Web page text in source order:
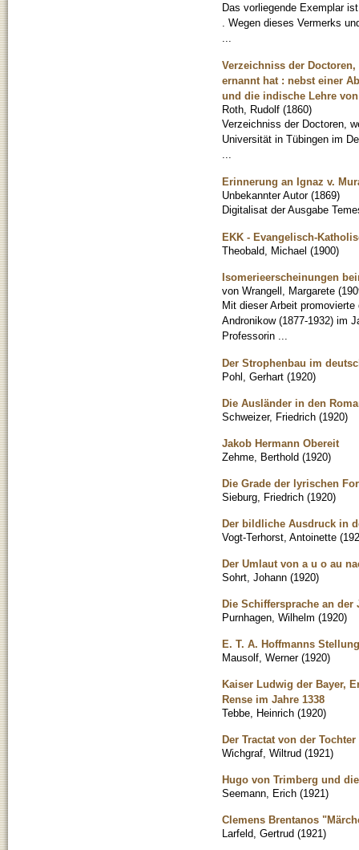
Das vorliegende Exemplar
. Wegen dieses Vermerks
Verzeichniss der
ernannt hat : nebst einer
und die indische Lehre
Roth, Rudolf (1860)
Verzeichniss der Doctoren,
Universität in Tübingen im
Erinnerung an Ignaz v.
Unbekannter Autor (1869)
Digitalisat der Ausgabe
EKK - Evangelisch-
Theobald, Michael (1900)
Isomerieerscheinungen
von Wrangell, Margarete (
Mit dieser Arbeit
Andronikow (1877-1932) im
Professorin ...
Der Strophenbau im
Pohl, Gerhart (1920)
Die Ausländer in den
Schweizer, Friedrich (1920)
Jakob Hermann Obereit
Zehme, Berthold (1920)
Die Grade der lyrischen
Sieburg, Friedrich (1920)
Der bildliche Ausdruck in
Vogt-Terhorst, Antoinette (
Der Umlaut von a u o au
Sohrt, Johann (1920)
Die Schiffersprache an
Purnhagen, Wilhelm (1920)
E. T. A. Hoffmanns
Mausolf, Werner (1920)
Kaiser Ludwig der Bayer,
Rense im Jahre 1338
Tebbe, Heinrich (1920)
Der Tractat von der
Wichgraf, Wiltrud (1921 )
Hugo von Trimberg und
Seemann, Erich (1921 )
Clemens Brentanos
Larfeld, Gertrud (1921 )